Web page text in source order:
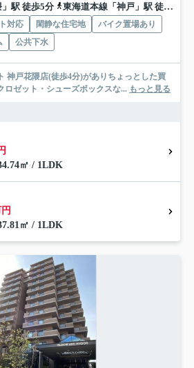
駅 徒歩5分
東海道本線「神戸」駅 徒歩10分
対応 閑静な住宅地
バイク置場あり
公共下水
神戸花隈店(徒歩4分)がありちょっとした買
ロゼット・シューズボックスな... もっと見る
㎡ / 1LDK
㎡ / 1LDK